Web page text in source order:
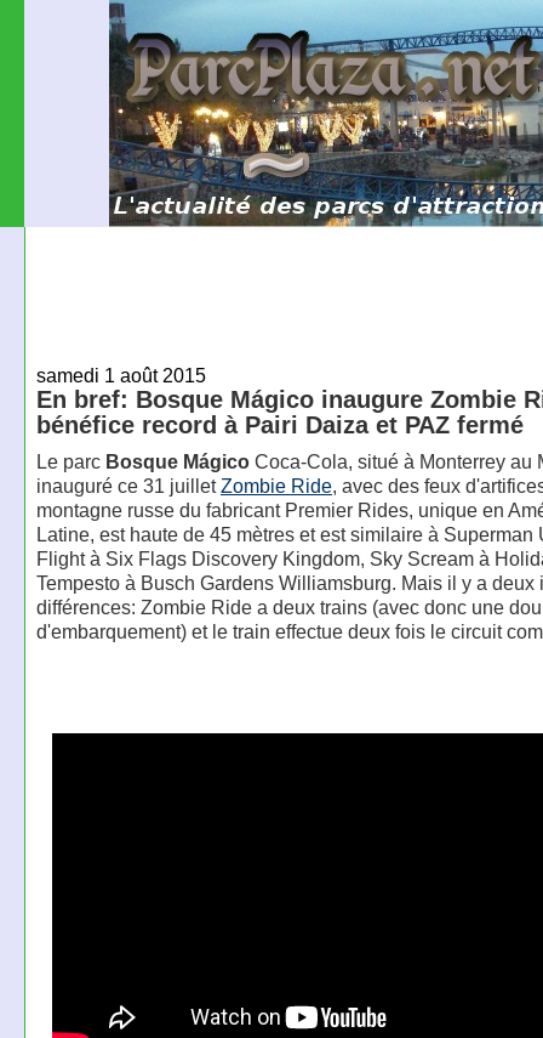
samedi 1 août 2015
En bref: Bosque Mágico inaugure Zombie
bénéfice record à Pairi Daiza et PAZ fermé
Le parc Bosque MágicoCoca-Cola, situé à Monterrey au
inauguré ce 31 juilletZombie Ride, avec des feux
montagne russe du fabricant Premier Rides, unique en
Latine, est haute de 45 mètres et est similaire à Superman
Flight à Six Flags Discovery Kingdom, Sky Scream à
Tempesto à Busch Gardens Williamsburg. Mais il y a deux
différences: Zombie Ride a deux trains (avec donc une
d'embarquement) et le train effectue deux fois le circuit